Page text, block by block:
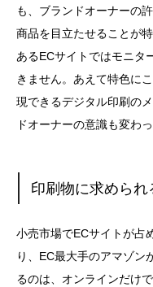
も、ブランドオーナーの
商品を目立たせることが
あるECサイトではモニタ
きません。あえて特色に
現できるデジタル印刷の
ドオーナーの意識も変わ
印刷物に求めら
小売市場でECサイトが占
り、EC最大手のアマゾン
るのは、オンラインだけ